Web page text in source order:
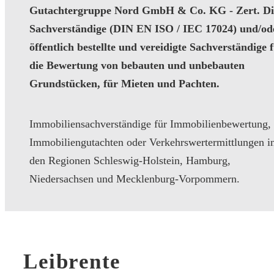
Gutachtergruppe Nord GmbH & Co. KG - Zert.
Sachverständige (DIN EN ISO / IEC 17024) und/
öffentlich bestellte und vereidigte Sachverständige
die Bewertung von bebauten und unbebauten
Grundstücken, für Mieten und Pachten.
Immobiliensachverständige für Immobilienbewertung,
Immobiliengutachten oder Verkehrswertermittlungen
den Regionen Schleswig-Holstein, Hamburg,
Niedersachsen und Mecklenburg-Vorpommern.
Leibrente